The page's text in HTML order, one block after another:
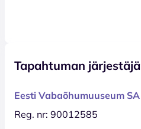
Tapahtuman järjestäjä
Eesti Vabaõhumuuseum SA
Reg. nr: 90012585